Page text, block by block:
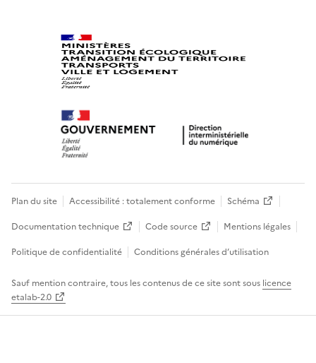
Plan du site Accessibilité : totalement conforme
Schéma
Documentation technique
Code source
Mentions légales
Politique de confidentialité
Conditions générales d’utilisation
Sauf mention contraire, tous les contenus de ce site sont sous licence
etalab-2.0